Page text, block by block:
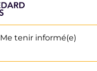
Me tenir informé(e)